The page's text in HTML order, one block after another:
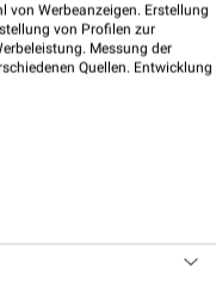
scannen.
von Werbeanzeigen. Erstellung
von Profilen zur
Messung der
Quellen. Entwicklung